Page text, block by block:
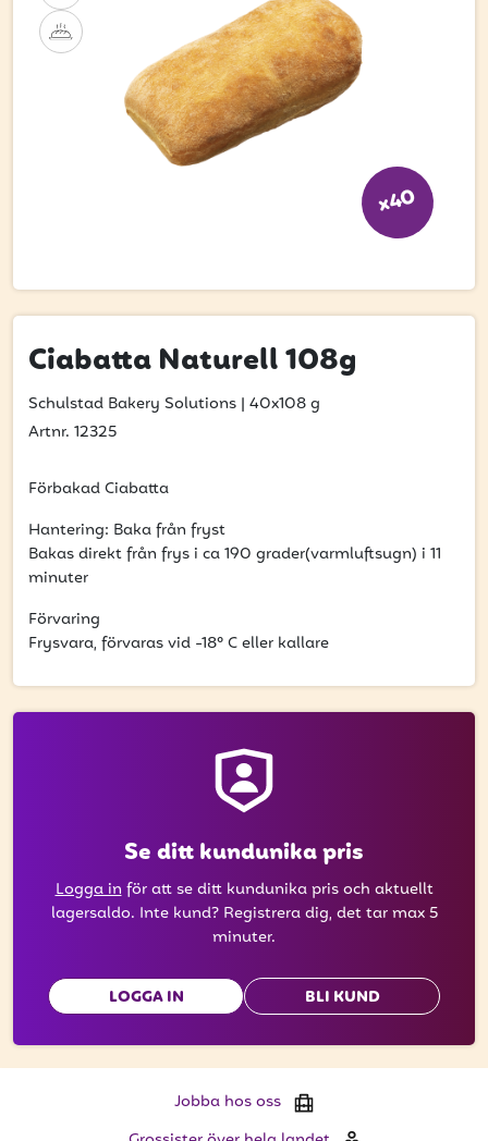
Hitta din grossist
Hållbarhet
Jobba hos oss
Glassutbildningar
att få uppdateringar kring kampanjer?
Ange din e-postadress nedan för att ta del av våra
nyheter och erbjudanden.
PRENUMERERA
x40
Ciabatta Naturell 108g
Schulstad Bakery Solutions | 40x108 g
Artnr. 12325
Förbakad Ciabatta
Hantering: Baka från fryst
Bakas direkt från frys i ca 190 grader(varmluftsugn) i 11
minuter
Förvaring
Frysvara, förvaras vid -18° C eller kallare
Se ditt kundunika pris
Logga inför att se ditt kundunika pris och aktuellt
lagersaldo. Inte kund? Registrera dig, det tar max 5
minuter.
LOGGA IN BLI KUND
Jobba hos oss